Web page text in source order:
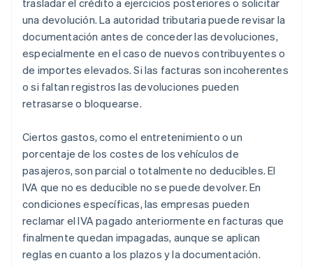
trasladar el crédito a ejercicios posteriores o solicitar
una devolución. La autoridad tributaria puede revisar la
documentación antes de conceder las devoluciones,
especialmente en el caso de nuevos contribuyentes o
de importes elevados. Si las facturas son incoherentes
o si faltan registros las devoluciones pueden
retrasarse o bloquearse.
Ciertos gastos, como el entretenimiento o un
porcentaje de los costes de los vehículos de
pasajeros, son parcial o totalmente no deducibles. El
IVA que no es deducible no se puede devolver. En
condiciones específicas, las empresas pueden
reclamar el IVA pagado anteriormente en facturas que
finalmente quedan impagadas, aunque se aplican
reglas en cuanto a los plazos y la documentación.